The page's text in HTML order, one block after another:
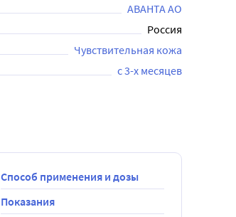
АВАНТА АО
Россия
Чувствительная кожа
с 3-х месяцев
Способ применения и дозы
Показания